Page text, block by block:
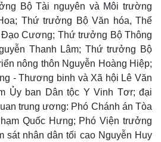
Bộ Tài nguyên và Môi trường
Thứ trưởng Bộ Văn hóa, Thể
Cương; Thứ trưởng Bộ Thông
Thanh Lâm; Thứ trưởng Bộ
nông thôn Nguyễn Hoàng Hiệp;
- Thương binh và Xã hội Lê Văn
Ủy ban Dân tộc Y Vinh Tơr; đại
trung ương: Phó Chánh án Tòa
Quốc Hưng; Phó Viện trưởng
sát nhân dân tối cao Nguyễn Huy